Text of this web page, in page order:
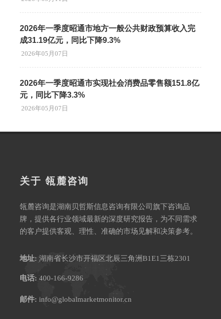
2026年一季度昭通市地方一般公共财政预算收入完
成31.19亿元，同比下降9.3%
2026年05月07日
2026年一季度昭通市实现社会消费品零售额151.8亿
元，同比下降3.3%
2026年05月07日
关于 瓴麓咨询
瓴麓咨询是湖南贝哲斯信息咨询有限公司旗下咨询品
牌，提供各行业领域最新的深度研究报告，为不同需求
的客户提供客观、理性、准确的市场见解和决策参考。
地址: 湖南省长沙市开福区北辰三角洲B1E1三栋2301
电话: 400-166-9286
邮件: info@globalmarketmonitor.cn